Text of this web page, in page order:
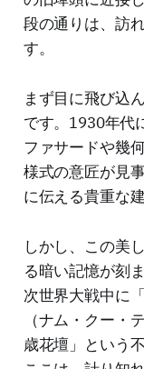
段の通りは、訪
す。
まず目に飛び込
です。1930年代
ファサードや幾
様式の意匠が見
に伝える貴重な
しかし、この美
る暗い記憶が刻
次世界大戦中に
（ナム・クー・
歳花壇」という